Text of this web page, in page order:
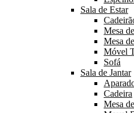
Sala de Estar
Mesa
Mesa
Móvel
Sofá
Sala de Jantar
Cadeira
Mesa